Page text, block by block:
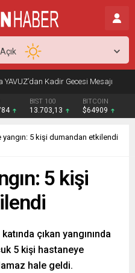
Dostu” İlber Ortaylı’ya Duygusal Bir Yazıyla Veda Etti
BIST 100
13.703,13
BITCOIN
$64909
Açık
yangın: 5 kişi dumandan etkilendi
5 kişi
çıkan yangınında
5 kişi hastaneye
hale geldi.